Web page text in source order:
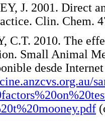
J. 2001. Direct
Clin.
C.T. 2010. The
Small Animal
desde